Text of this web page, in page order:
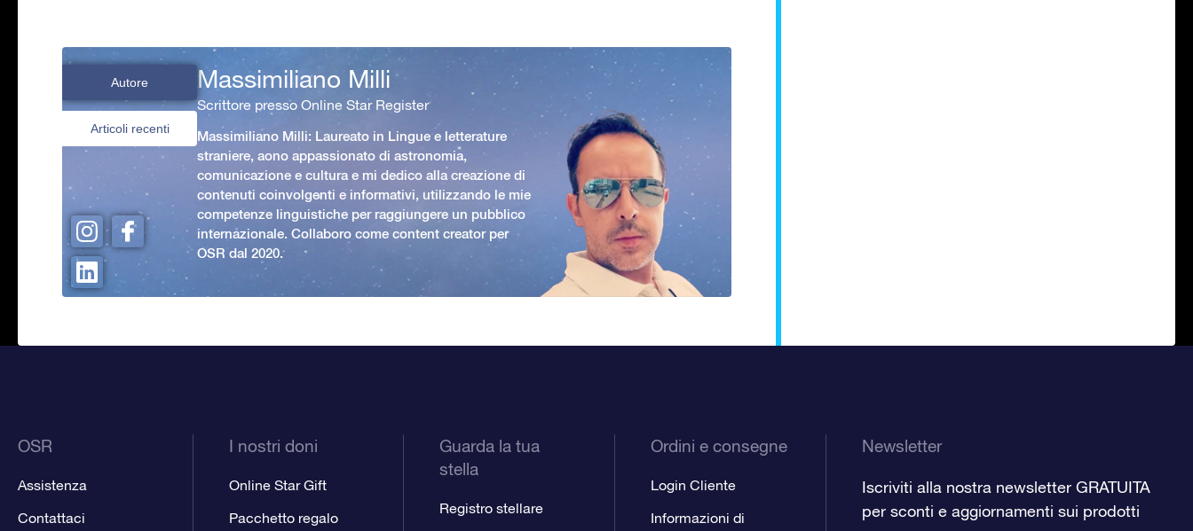
Autore
Articoli recenti
Massimiliano Milli
Scrittore presso Online Star Register
Massimiliano Milli: Laureato in Lingue e letterature
straniere, aono appassionato di astronomia,
comunicazione e cultura e mi dedico alla creazione di
contenuti coinvolgenti e informativi, utilizzando le mie
competenze linguistiche per raggiungere un pubblico
internazionale. Collaboro come content creator per
OSR dal 2020.
OSR
Assistenza
Contattaci
I nostri doni
Online Star Gift
Pacchetto regalo
Guarda la tua
stella
Registro stellare
Ordini e consegne
Login Cliente
Informazioni di
Newsletter
Iscriviti alla nostra newsletter GRATUITA
per sconti e aggiornamenti sui prodotti